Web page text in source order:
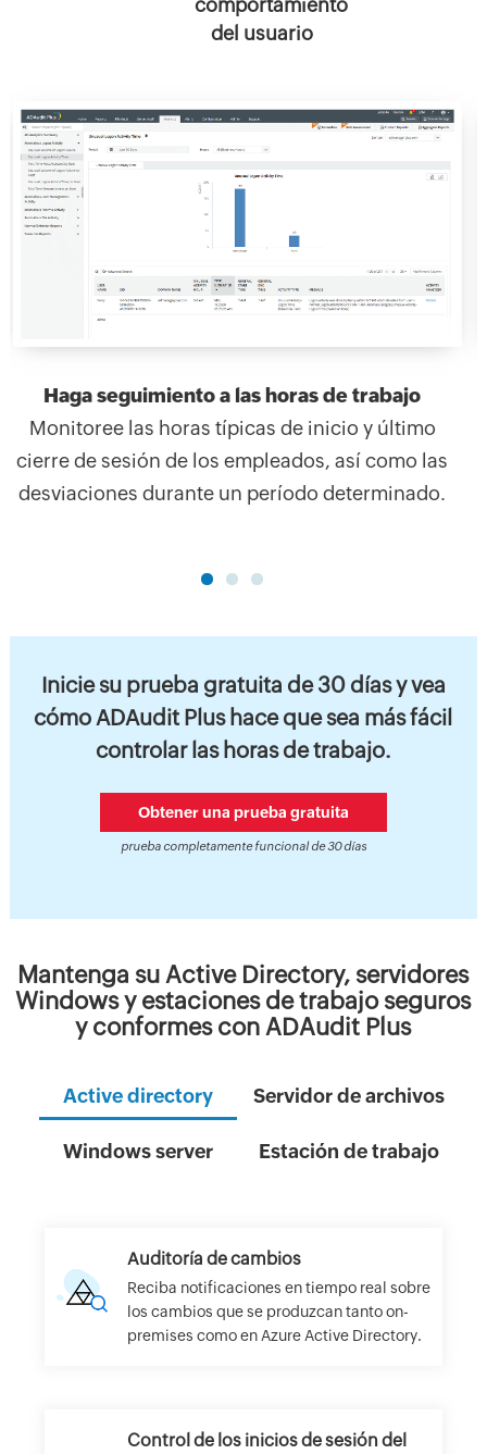
comportamiento
del usuario
Haga seguimiento a las horas de trabajo
Monitoree las horas típicas de inicio y último
cierre de sesión de los empleados, así como las
desviaciones durante un período determinado.
Inicie su prueba gratuita de 30 días y vea
cómo ADAudit Plus hace que sea más fácil
controlar las horas de trabajo.
Obtener una prueba gratuita
prueba completamente funcional de 30 días
Mantenga su Active Directory, servidores
Windows y estaciones de trabajo seguros
y conformes con ADAudit Plus
Active directory Servidor de archivos
Windows server Estación de trabajo
Auditoría de cambios
Reciba notificaciones en tiempo real sobre
los cambios que se produzcan tanto on-
premises como en Azure Active Directory.
Control de los inicios de sesión del